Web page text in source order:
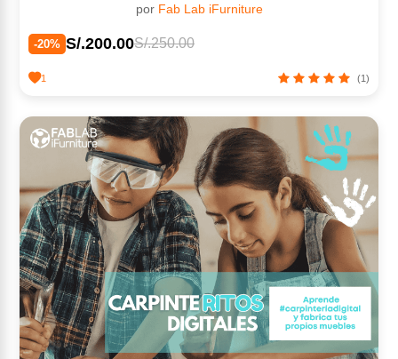
por Fab Lab iFurniture
-20% S/.200.00S/.250.00
1 (1)